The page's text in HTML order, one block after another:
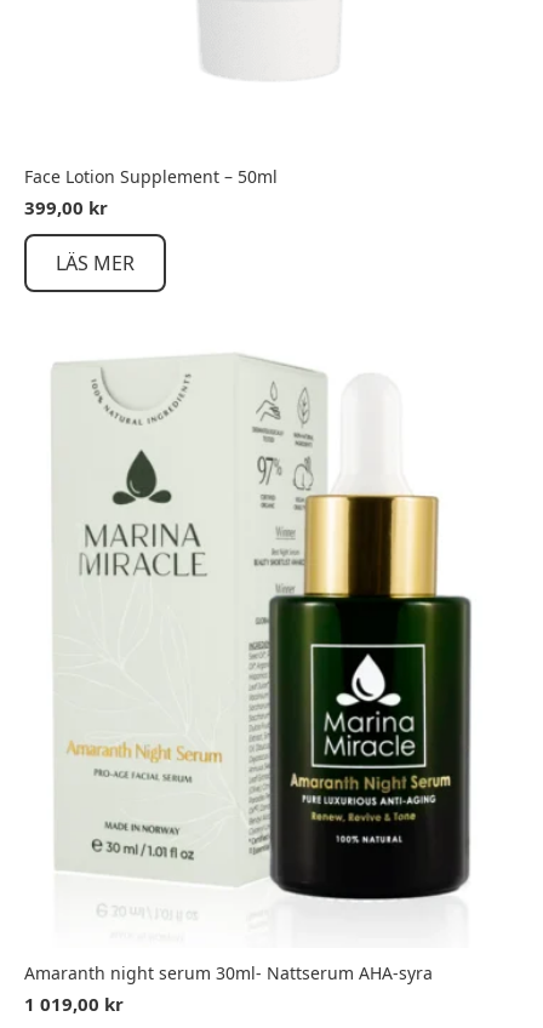
Face Lotion Supplement – 50ml
399,00 kr
LÄS MER
Amaranth night serum 30ml- Nattserum AHA-syra
1 019,00 kr